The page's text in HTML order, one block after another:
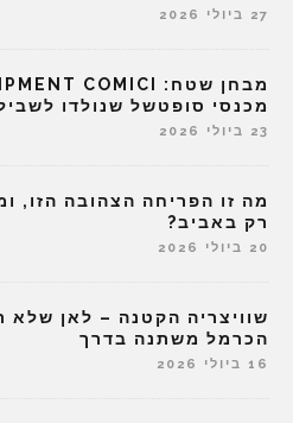
27 ביולי 2026
מכנסי סופטשל שנולדו
23 ביולי 2026
מה זו הפריחה הצהובה הזו,
רק באביב?
20 ביולי 2026
שוויצריה הקטנה – לאן שלא
הכרמל משתנה בדרך
16 ביולי 2026